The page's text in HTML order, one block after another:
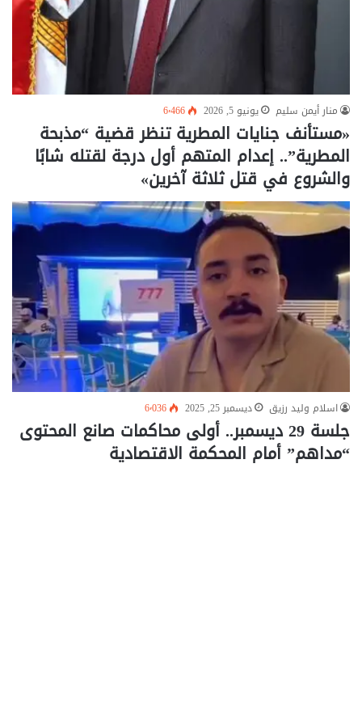
منار أيمن سليم يونيو 5, 2026 6٬466
«مستأنف جنايات المطرية تنظر قضية “مذبحة
المطرية”.. إعدام المتهم أول درجة لقتله شابًا
والشروع في قتل ثلاثة آخرين»
اسلام وليد رزيق ديسمبر 25, 2025 6٬036
جلسة 29 ديسمبر.. أولى محاكمات صانع المحتوى
“مداهم” أمام المحكمة الاقتصادية